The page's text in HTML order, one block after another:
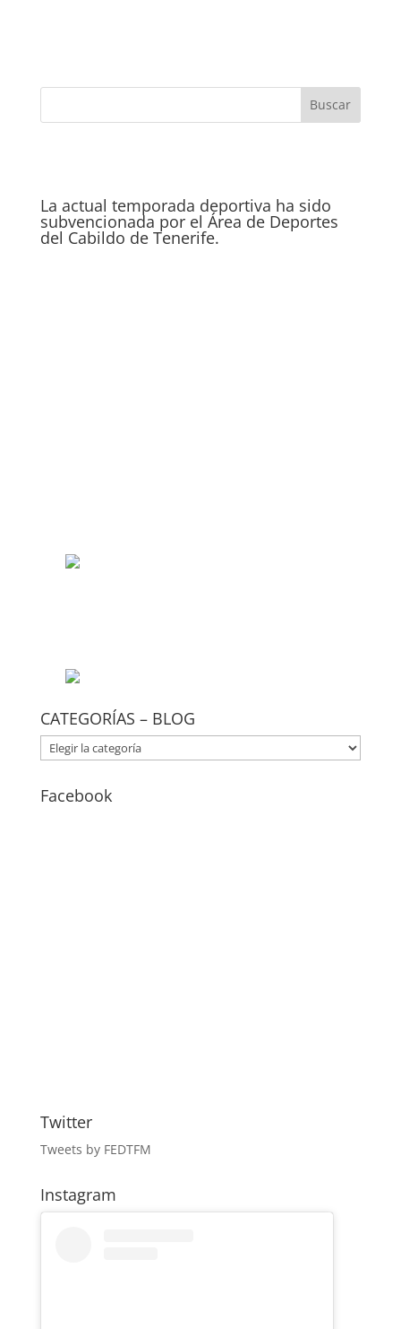
La actual temporada deportiva ha sido
subvencionada por el Área de Deportes
del Cabildo de Tenerife.
CATEGORÍAS – BLOG
CATEGORÍAS
–
Facebook
Twitter
Tweets by FEDTFM
Instagram